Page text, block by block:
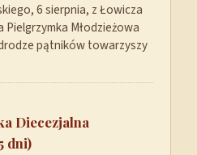
6 sierpnia, z Łowicza
Pielgrzymka Młodzieżowa
pątników towarzyszy
Diecezjalna
dni)